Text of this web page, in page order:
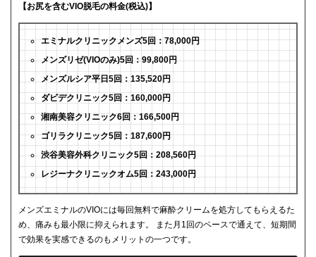
【お尻を含むVIO脱毛の料金(税込)】
エミナルクリニックメンズ5回：78,000円
メンズリゼ(VIOのみ)5回：99,800円
メンズルシア平日5回：135,520円
ダビデクリニック5回：160,000円
湘南美容クリニック6回：166,500円
ゴリラクリニック5回：187,600円
渋谷美容外科クリニック5回：208,560円
レジーナクリニックオム5回：243,000円
メンズエミナルのVIOには毎回無料で麻酔クリームを処方してもらえるた
め、痛みも最小限に抑えられます。 また月1回のペースで通えて、短期間
で効果を実感できるのもメリットの一つです。